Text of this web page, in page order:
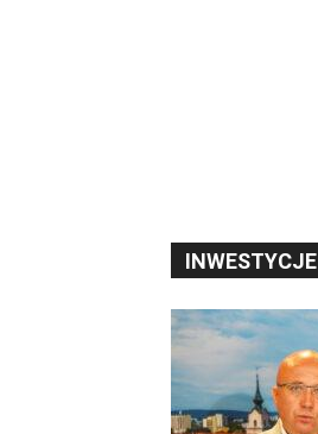
INWESTYCJE